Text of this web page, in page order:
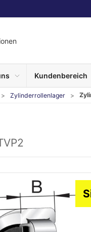
Kundenbereich
Zylinderrollenlager